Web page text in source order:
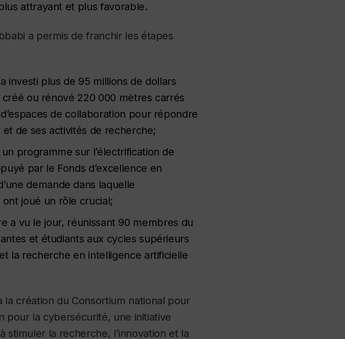
attrayant et plus favorable.
a permis de franchir les étapes
investi plus de 95 millions de dollars
ou rénové 220 000 mètres carrés
de collaboration pour répondre
de ses activités de recherche;
un programme sur l’électrification de
par le Fonds d’excellence en
demande dans laquelle
joué un rôle crucial;
a vu le jour, réunissant 90 membres du
et étudiants aux cycles supérieurs
la recherche en intelligence artificielle
création du Consortium national pour
pour la cybersécurité, une initiative
stimuler la recherche, l’innovation et la